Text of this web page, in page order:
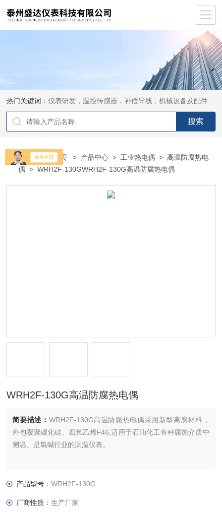
热门关键词：仪表研发，温控传感器，补偿导线，机械设备及配件
当前位置：首页 > 产品中心 > 工业热电偶 >高温防腐热电
偶 > WRH2F-130GWRH2F-130G高温防腐热电偶
WRH2F-130G高温防腐热电偶
简要描述： WRH2F-130G高温防腐热电偶采用新型离腐材料，
外包覆聚碳化硅、四氟乙烯F46,适用于石油化工各种腐蚀介质中
测温。是氯碱行业的测温仪表。
产品型号：WRH2F-130G
厂商性质：生产厂家